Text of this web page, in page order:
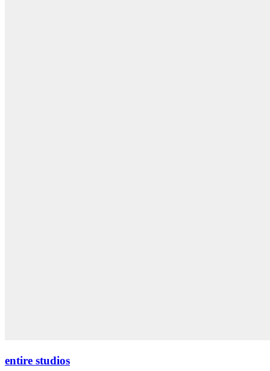
entire studios